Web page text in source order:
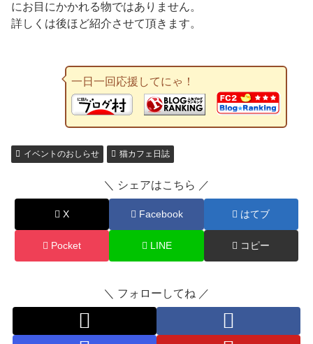
にお目にかかれる物ではありません。
詳しくは後ほど紹介させて頂きます。
一日一回応援してにゃ！
イベントのおしらせ 猫カフェ日誌
＼ シェアはこちら ／
X Facebook はてブ
Pocket LINE コピー
＼ フォローしてね ／